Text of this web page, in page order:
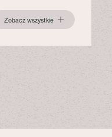
Zobacz wszystkie